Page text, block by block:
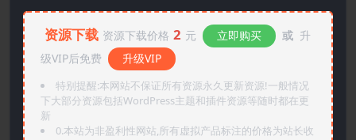
资源下载 资源下载价格 2 元 立即购买 或 升
级VIP后免费
升级VIP
特别提醒:本网站不保证所有资源永久更新资源!一般情况
下大部分资源包括WordPress主题和插件资源等随时都在更
新
0.本站为非盈利性网站,所有虚拟产品标注的价格为站长收